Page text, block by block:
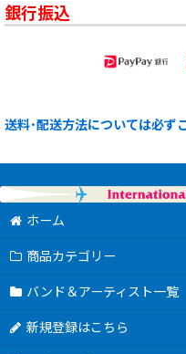
銀行振込
送料･配送方法については必ず
ホーム
商品カテゴリー
バンド＆アーティスト一覧
新規登録はこちら